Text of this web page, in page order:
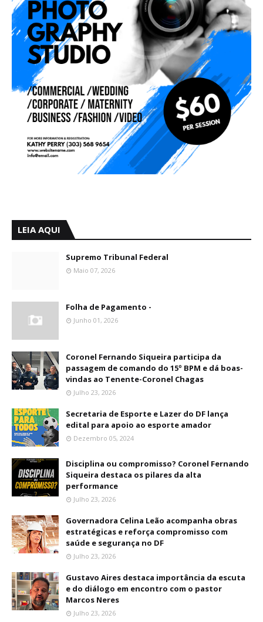
LEIA AQUI
Supremo Tribunal Federal
Maio 07, 2026
Folha de Pagamento -
Junho 01, 2026
Coronel Fernando Siqueira participa da
passagem de comando do 15º BPM e dá boas-
vindas ao Tenente-Coronel Chagas
Julho 23, 2026
Secretaria de Esporte e Lazer do DF lança
edital para apoio ao esporte amador
Dezembro 05, 2024
Disciplina ou compromisso? Coronel Fernando
Siqueira destaca os pilares da alta
performance
Julho 23, 2026
Governadora Celina Leão acompanha obras
estratégicas e reforça compromisso com
saúde e segurança no DF
Julho 23, 2026
Gustavo Aires destaca importância da escuta
e do diálogo em encontro com o pastor
Marcos Neres
Julho 23, 2026